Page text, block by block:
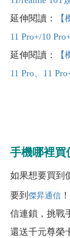
延伸閱讀：
11 Pro+/10
延伸閱讀：
11 Pro、11
手機哪裡買
如果想要買到
要到 傑昇通信
信連鎖，挑戰
還送千元尊榮